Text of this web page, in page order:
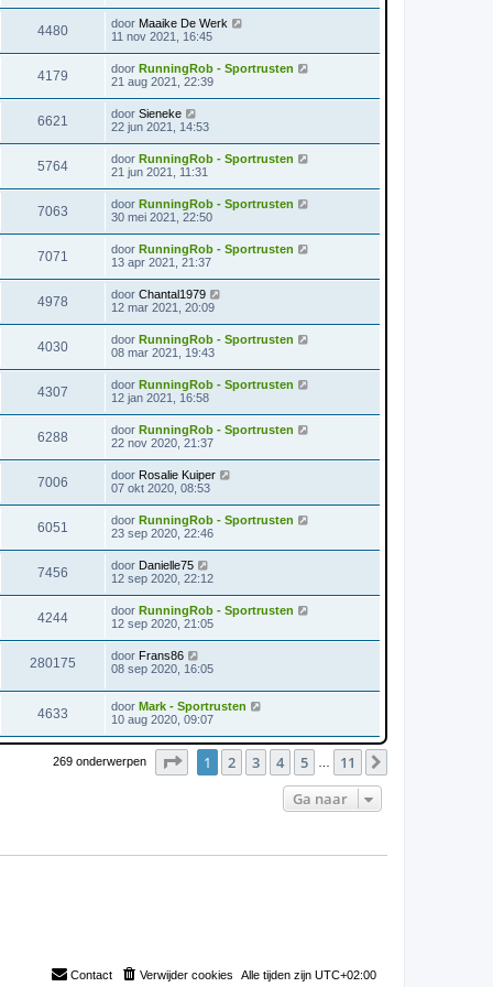
4480 door Maaike De Werk
11 nov 2021, 16:45
4179 door RunningRob - Sportrusten
21 aug 2021, 22:39
6621 door Sieneke
22 jun 2021, 14:53
5764 door RunningRob - Sportrusten
21 jun 2021, 11:31
7063 door RunningRob - Sportrusten
30 mei 2021, 22:50
7071 door RunningRob - Sportrusten
13 apr 2021, 21:37
4978 door Chantal1979
12 mar 2021, 20:09
4030 door RunningRob - Sportrusten
08 mar 2021, 19:43
4307 door RunningRob - Sportrusten
12 jan 2021, 16:58
6288 door RunningRob - Sportrusten
22 nov 2020, 21:37
7006 door Rosalie Kuiper
07 okt 2020, 08:53
6051 door RunningRob - Sportrusten
23 sep 2020, 22:46
7456 door Danielle75
12 sep 2020, 22:12
4244 door RunningRob - Sportrusten
12 sep 2020, 21:05
280175 door Frans86
08 sep 2020, 16:05
4633 door Mark - Sportrusten
10 aug 2020, 09:07
269 onderwerpen Pagina1 van 11
1 2 3 4 5 11
Ga naar
Alle tijden zijn UTC+02:00
Verwijder cookies
Contact